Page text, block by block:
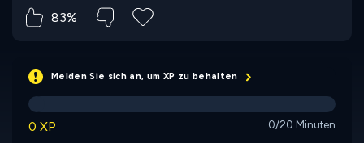
83%
Melden Sie sich an, um XP zu behalten
0 XP 0/20 Minuten